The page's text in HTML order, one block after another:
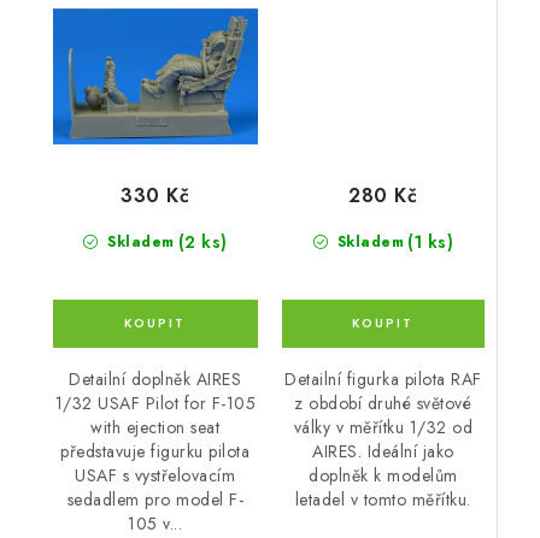
Skladem (2 ks)
330 Kč
Detailní doplněk AIRES
1/32 USAF Pilot for F-105
with ejection seat
představuje figurku pilota
USAF s vystřelovacím
sedadlem pro model F-
105 v...
Skladem (1 ks)
280 Kč
Detailní figurka pilota RAF
z období druhé světové
války v měřítku 1/32 od
AIRES. Ideální jako
doplněk k modelům
letadel v tomto měřítku.